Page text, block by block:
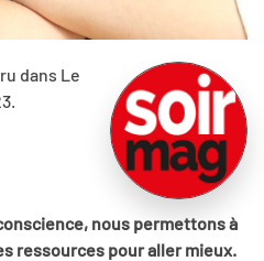
dans Le
nous permettons à
ressources pour aller mieux.